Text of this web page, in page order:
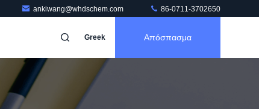
ankiwang@whdschem.com 86-0711-3702650
Greek Απόσπασμα